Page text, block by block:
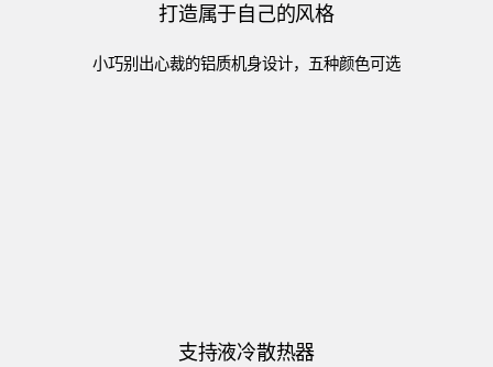
打造属于自己的风格
小巧别出心裁的铝质机身设计，五种颜色可选
支持液冷散热器